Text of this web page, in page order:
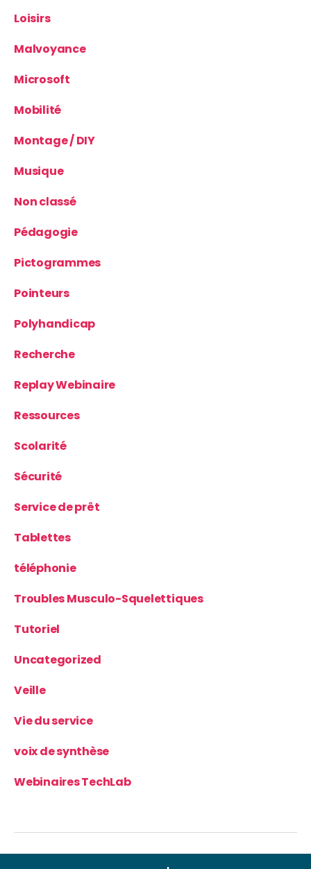
Loisirs
Malvoyance
Microsoft
Mobilité
Montage / DIY
Musique
Non classé
Pédagogie
Pictogrammes
Pointeurs
Polyhandicap
Recherche
Replay Webinaire
Ressources
Scolarité
Sécurité
Service de prêt
Tablettes
téléphonie
Troubles Musculo-Squelettiques
Tutoriel
Uncategorized
Veille
Vie du service
voix de synthèse
Webinaires TechLab